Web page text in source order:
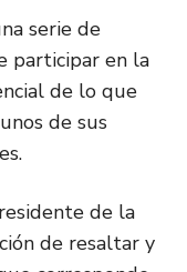
serie de
participar en la
de lo que
de sus
de la
de resaltar y